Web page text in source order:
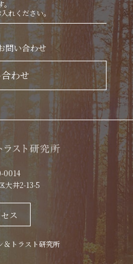
。
れください。
問い合わせ
わせ
0014
大井2-13-5
ス
トラスト研究所